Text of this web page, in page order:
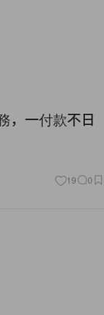
，一付款不日
19 0